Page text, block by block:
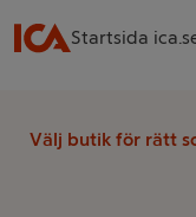
Startsida
Välj butik för rätt